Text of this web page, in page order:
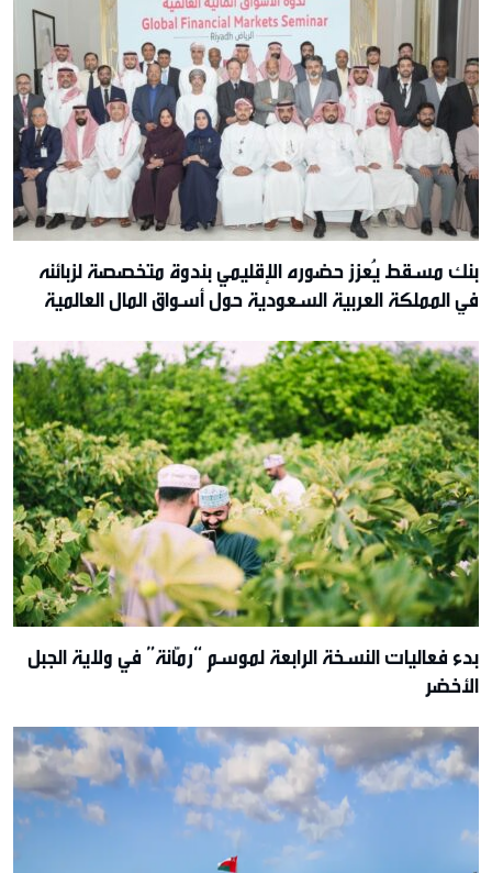
بنك مسقط يُعزز حضوره الإقليمي بندوة متخصصة لزبائنه
في المملكة العربية السعودية حول أسواق المال العالمية
بدء فعاليات النسخة الرابعة لموسم “رمّانة” في ولاية الجبل
الأخضر